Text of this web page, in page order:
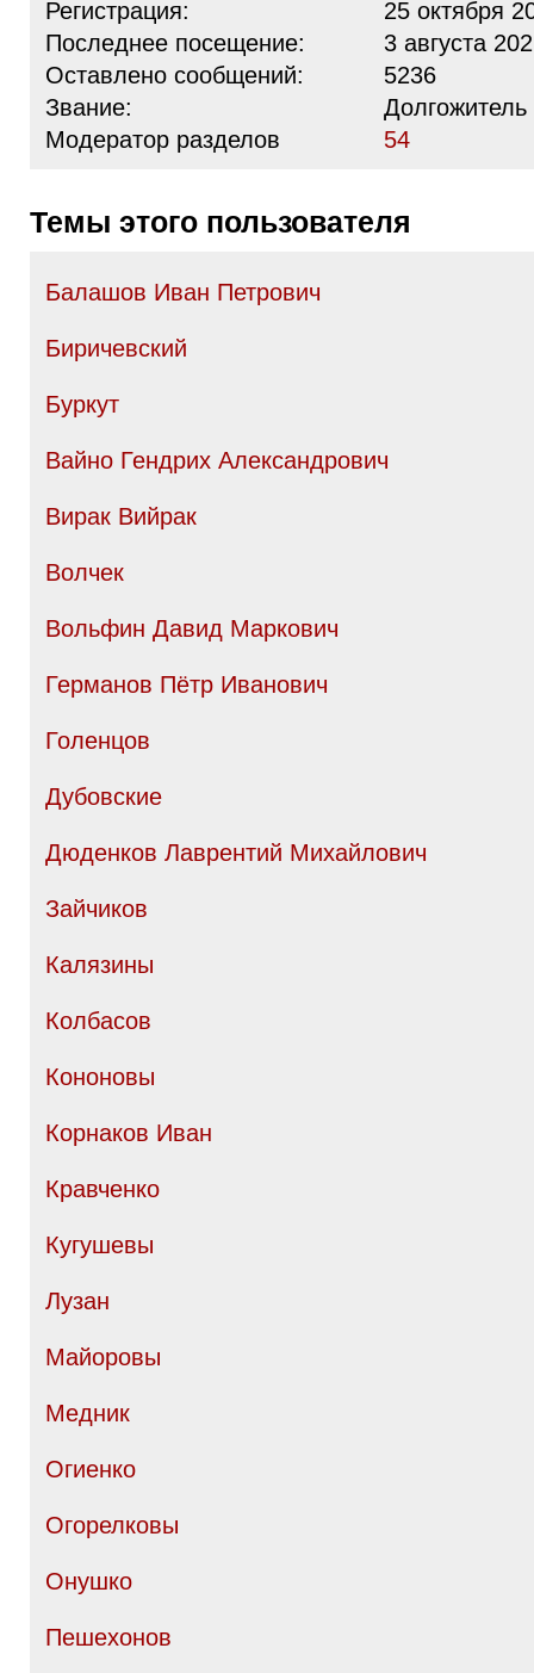
Регистрация:
25 октября
Последнее посещение:
3 августа
Оставлено сообщений:
5236
Звание:
Модератор разделов
54
Темы этого пользователя
Балашов Иван Петрович
Биричевский
Буркут
Вайно Гендрих Александрович
Вирак Вийрак
Волчек
Вольфин Давид Маркович
Германов Пётр Иванович
Голенцов
Дубовские
Дюденков Лаврентий Михайлович
Зайчиков
Калязины
Колбасов
Кононовы
Корнаков Иван
Кравченко
Кугушевы
Лузан
Майоровы
Медник
Огиенко
Огорелковы
Онушко
Пешехонов